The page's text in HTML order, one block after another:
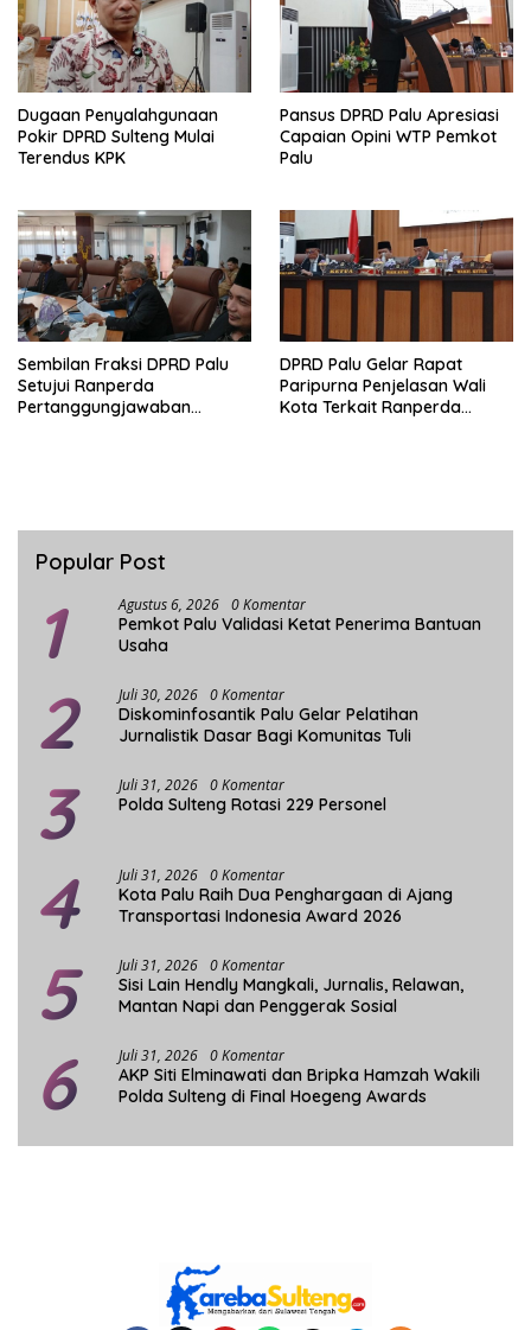
Dugaan Penyalahgunaan
Pokir DPRD Sulteng Mulai
Terendus KPK
Pansus DPRD Palu Apresiasi
Capaian Opini WTP Pemkot
Palu
Sembilan Fraksi DPRD Palu
Setujui Ranperda
Pertanggungjawaban
DPRD Palu Gelar Rapat
Paripurna Penjelasan Wali
Kota Terkait Ranperda
Popular Post
1 Agustus 6, 2026 0 Komentar
Pemkot Palu Validasi Ketat Penerima Bantuan
Usaha
2 Juli 30, 2026 0 Komentar
Diskominfosantik Palu Gelar Pelatihan
Jurnalistik Dasar Bagi Komunitas Tuli
3 Juli 31, 2026 0 Komentar
Polda Sulteng Rotasi 229 Personel
4 Juli 31, 2026 0 Komentar
Kota Palu Raih Dua Penghargaan di Ajang
Transportasi Indonesia Award 2026
5 Juli 31, 2026 0 Komentar
Sisi Lain Hendly Mangkali, Jurnalis, Relawan,
Mantan Napi dan Penggerak Sosial
6 Juli 31, 2026 0 Komentar
AKP Siti Elminawati dan Bripka Hamzah Wakili
Polda Sulteng di Final Hoegeng Awards